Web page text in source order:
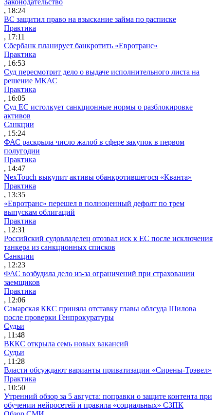
, 18:24
ВС защитил право на взыскание займа по расписке
Практика
, 17:11
Сбербанк планирует банкротить «Евротранс»
Практика
, 16:53
Суд пересмотрит дело о выдаче исполнительного листа на
решение МКАС
Практика
, 16:05
Суд ЕС истолкует санкционные нормы о разблокировке
активов
Санкции
, 15:24
ФАС раскрыла число жалоб в сфере закупок в первом
полугодии
Практика
, 14:47
NexTouch выкупит активы обанкротившегося «Кванта»
Практика
, 13:35
«Евротранс» перешел в полноценный дефолт по трем
выпускам облигаций
Практика
, 12:31
Российский судовладелец отозвал иск к ЕС после исключения
танкера из санкционных списков
Санкции
, 12:23
ФАС возбудила дело из-за ограничений при страховании
заемщиков
Практика
, 12:06
Самарская ККС приняла отставку главы облсуда Шилова
после проверки Генпрокуратуры
Судьи
, 11:48
ВККС открыла семь новых вакансий
Судьи
, 11:28
Власти обсуждают варианты приватизации «Сирены-Трэвел»
Практика
, 10:50
Утренний обзор за 5 августа: поправки о защите контента при
обучении нейросетей и правила «социальных» СЗПК